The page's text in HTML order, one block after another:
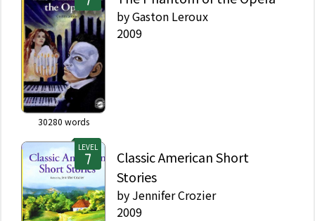
30280 words
byGaston Leroux
2009
LEVEL
Classic American Short
Stories
by Jennifer Crozier
2009